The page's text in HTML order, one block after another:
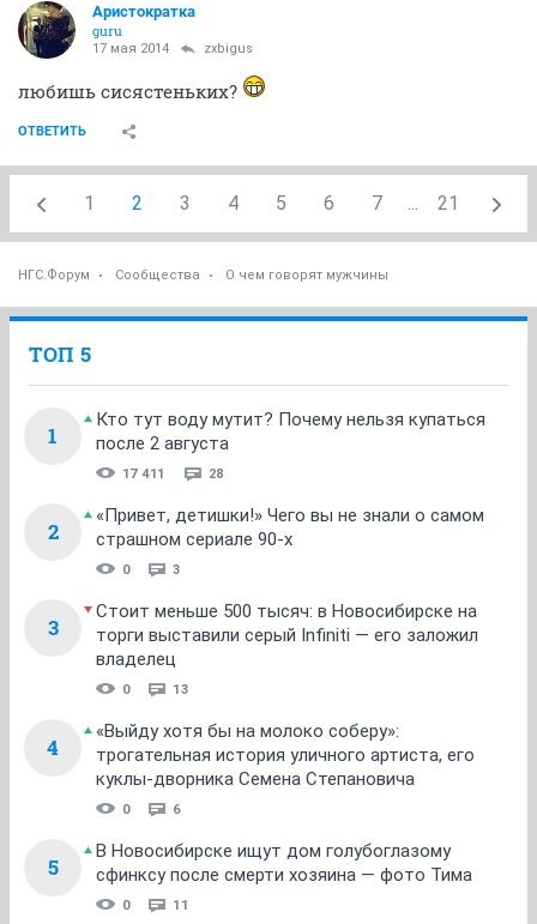
Аристократка
guru
17 мая 2014 zxbigus
любишь сисястеньких?
ОТВЕТИТЬ
1 2 3 4 5 6 7 ... 21
НГС.Форум Сообщества О чем говорят мужчины
ТОП 5
1
Кто тут воду мутит? Почему нельзя купаться
после 2 августа
17 411 28
2
«Привет, детишки!» Чего вы не знали о самом
страшном сериале 90-х
0 3
3
Стоит меньше 500 тысяч: в Новосибирске на
торги выставили серый Infiniti — его заложил
владелец
0 13
4
«Выйду хотя бы на молоко соберу»:
трогательная история уличного артиста, его
куклы-дворника Семена Степановича
0 6
5
В Новосибирске ищут дом голубоглазому
сфинксу после смерти хозяина — фото Тима
0 11